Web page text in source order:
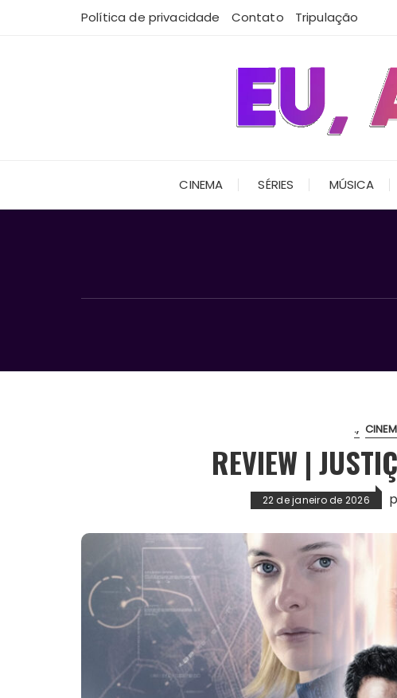
Política de privacidade Contato Tripulação
CINEMA SÉRIES MÚSICA
.
REVIEW |
22 de janeiro de 2026